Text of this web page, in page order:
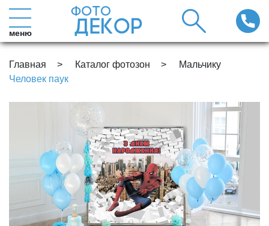
меню
Главная Каталог фотозон
Мальчику
Человек паук